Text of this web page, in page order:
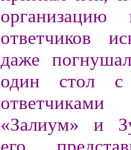
организацию
ответчиков
даже
один стол с
«Залиум» и